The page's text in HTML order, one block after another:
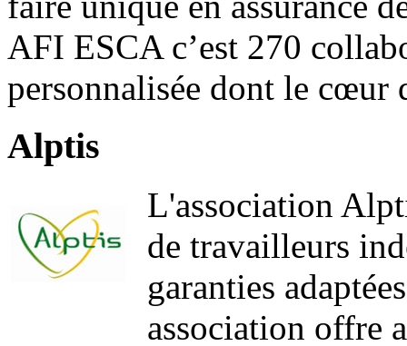
AFI ESCA c’est 270
personnalisée dont le cœur
Alptis
L'association
de travailleurs
garanties
association offre